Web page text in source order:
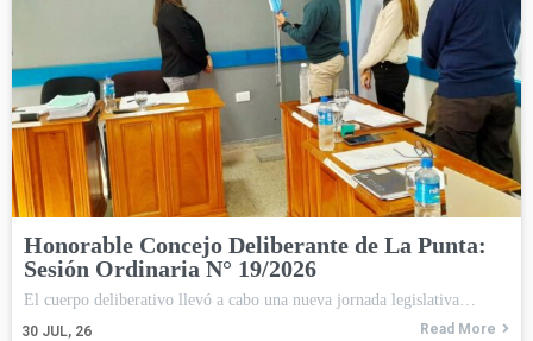
Honorable Concejo Deliberante de La Punta:
Sesión Ordinaria N° 19/2026
30 JUL, 26
El cuerpo deliberativo llevó a cabo una nueva jornada legislativa…
Read More